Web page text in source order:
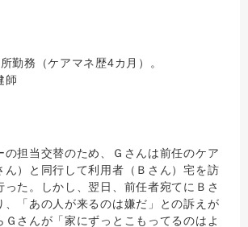
勤務（ケアマネ歴4カ月）。
師
担当交替のため、Ｇさんは前任のケア
ん）と同行して利用者（Ｂさん）宅を訪
った。しかし、翌日、前任者宛てにＢさ
、「あの人が来るのは嫌だ」との訴えが
Ｇさんが「家にずっとこもってるのはよ